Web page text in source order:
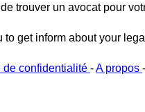
trouver un avocat pour
to get inform about your
de confidentialité -A propos -